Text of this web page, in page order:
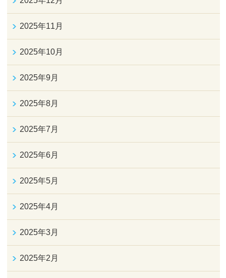
2025年11月
2025年10月
2025年9月
2025年8月
2025年7月
2025年6月
2025年5月
2025年4月
2025年3月
2025年2月